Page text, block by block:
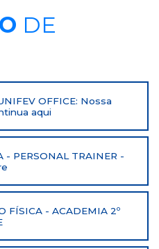
DE
OFFICE: Nossa
aqui
- PERSONAL TRAINER -
FÍSICA - ACADEMIA 2º